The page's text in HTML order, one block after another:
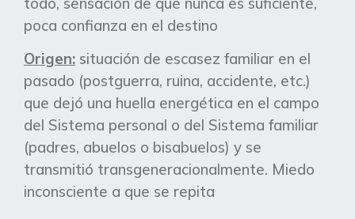
poca confianza en el destino
Origen: situación de escasez familiar en el
pasado (postguerra, ruina, accidente, etc.)
que dejó una huella energética en el campo
del Sistema personal o del Sistema familiar
(padres, abuelos o bisabuelos) y se
transmitió transgeneracionalmente. Miedo
inconsciente a que se repita